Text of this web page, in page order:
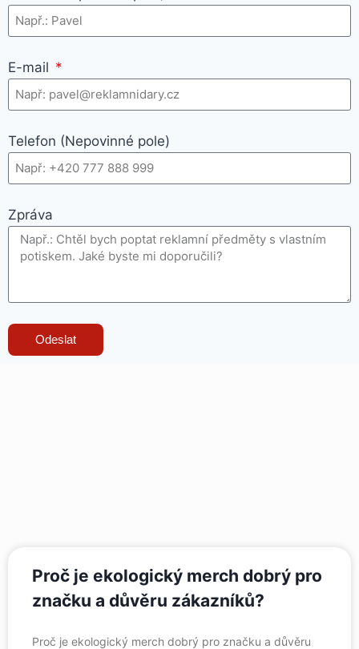
E-mail
Telefon (Nepovinné pole)
Zpráva
Odeslat
Proč je ekologický merch dobrý pro
značku a důvěru zákazníků?
Proč je ekologický merch dobrý pro značku a důvěru